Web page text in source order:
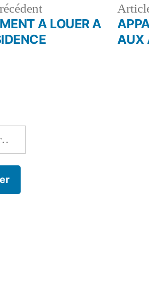
Article
précédent :
A LOUER A
AUX